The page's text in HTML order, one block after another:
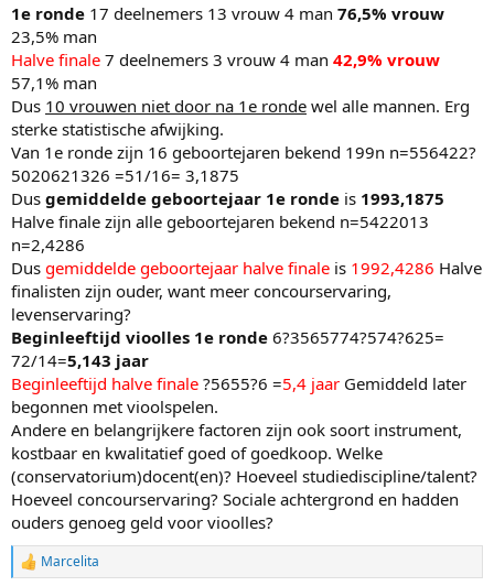
1e ronde 17 deelnemers 13 vrouw 4 man 76,5% vrouw
23,5% man
Halve finale 7 deelnemers 3 vrouw 4 man 42,9% vrouw
57,1% man
Dus 10 vrouwen niet door na 1e ronde wel alle mannen. Erg
sterke statistische afwijking.
Van 1e ronde zijn 16 geboortejaren bekend 199n n=556422?
5020621326 =51/16= 3,1875
Dus gemiddelde geboortejaar 1e ronde is 1993,1875
Halve finale zijn alle geboortejaren bekend n=5422013
n=2,4286
Dus gemiddelde geboortejaar halve finale is 1992,4286 Halve
finalisten zijn ouder, want meer concourservaring,
levenservaring?
Beginleeftijd vioolles 1e ronde 6?3565774?574?625=
72/14=5,143 jaar
Beginleeftijd halve finale ?5655?6 =5,4 jaar Gemiddeld later
begonnen met vioolspelen.
Andere en belangrijkere factoren zijn ook soort instrument,
kostbaar en kwalitatief goed of goedkoop. Welke
(conservatorium)docent(en)? Hoeveel studiediscipline/talent?
Hoeveel concourservaring? Sociale achtergrond en hadden
ouders genoeg geld voor vioolles?
W Marcelita